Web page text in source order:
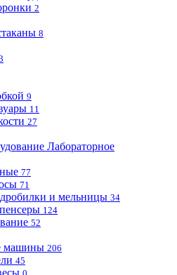
2
8
9
11
27
Лабораторное
77
71
и мельницы 34
124
52
машины 206
45